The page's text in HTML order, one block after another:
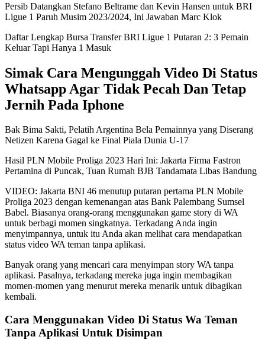
Persib Datangkan Stefano Beltrame dan Kevin Hansen untuk BRI
Ligue 1 Paruh Musim 2023/2024, Ini Jawaban Marc Klok
Daftar Lengkap Bursa Transfer BRI Ligue 1 Putaran 2: 3 Pemain
Keluar Tapi Hanya 1 Masuk
Simak Cara Mengunggah Video Di Status
Whatsapp Agar Tidak Pecah Dan Tetap
Jernih Pada Iphone
Bak Bima Sakti, Pelatih Argentina Bela Pemainnya yang Diserang
Netizen Karena Gagal ke Final Piala Dunia U-17
Hasil PLN Mobile Proliga 2023 Hari Ini: Jakarta Firma Fastron
Pertamina di Puncak, Tuan Rumah BJB Tandamata Libas Bandung
VIDEO: Jakarta BNI 46 menutup putaran pertama PLN Mobile
Proliga 2023 dengan kemenangan atas Bank Palembang Sumsel
Babel. Biasanya orang-orang menggunakan game story di WA
untuk berbagi momen singkatnya. Terkadang Anda ingin
menyimpannya, untuk itu Anda akan melihat cara mendapatkan
status video WA teman tanpa aplikasi.
Banyak orang yang mencari cara menyimpan story WA tanpa
aplikasi. Pasalnya, terkadang mereka juga ingin membagikan
momen-momen yang menurut mereka menarik untuk dibagikan
kembali.
Cara Menggunakan Video Di Status Wa Teman
Tanpa Aplikasi Untuk Disimpan